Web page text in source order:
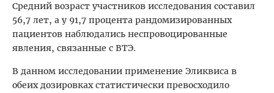
Средний возраст участников исследования составил
56,7 лет, а у 91,7 процента рандомизированных
пациентов наблюдались неспровоцированные
явления, связанные с ВТЭ.
В данном исследовании применение Эликвиса в
обеих дозировках статистически превосходило